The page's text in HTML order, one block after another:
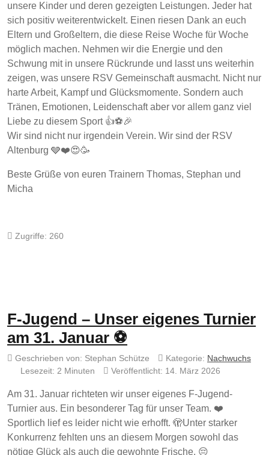
unsere Kinder und deren gezeigten Leistungen. Jeder hat
sich positiv weiterentwickelt. Einen riesen Dank an euch
Eltern und Großeltern, die diese Reise Woche für Woche
möglich machen. Nehmen wir die Energie und den
Schwung mit in unsere Rückrunde und lasst uns weiterhin
zeigen, was unsere RSV Gemeinschaft ausmacht. Nicht nur
harte Arbeit, Kampf und Glücksmomente. Sondern auch
Tränen, Emotionen, Leidenschaft aber vor allem ganz viel
Liebe zu diesem Sport 👍⚽️🎉
Wir sind nicht nur irgendein Verein. Wir sind der RSV
Altenburg 🩶❤️😍🥳
Beste Grüße von euren Trainern Thomas, Stephan und
Micha
Zugriffe: 260
F-Jugend – Unser eigenes Turnier
am 31. Januar ⚽
Geschrieben von: Stephan Schütze Kategorie: Nachwuchs
Lesezeit: 2 Minuten
Veröffentlicht: 14. März 2026
Am 31. Januar richteten wir unser eigenes F-Jugend-
Turnier aus. Ein besonderer Tag für unser Team. ❤️
Sportlich lief es leider nicht wie erhofft. 🫣Unter starker
Konkurrenz fehlten uns an diesem Morgen sowohl das
nötige Glück als auch die gewohnte Frische. 😔